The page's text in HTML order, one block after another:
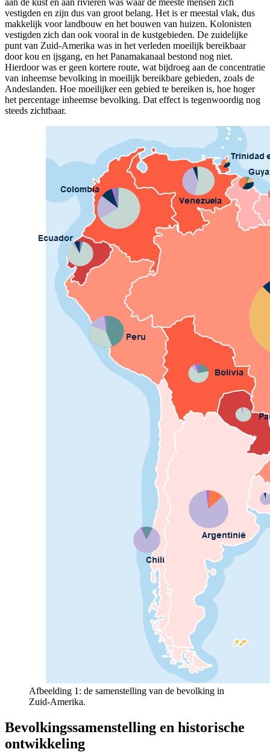
vestigden en zijn dus van groot belang. Het is er meestal vlak, dus
makkelijk voor landbouw en het bouwen van huizen. Kolonisten
vestigden zich dan ook vooral in de kustgebieden. De zuidelijke
punt van Zuid-Amerika was in het verleden moeilijk bereikbaar
door kou en ijsgang, en het Panamakanaal bestond nog niet.
Hierdoor was er geen kortere route, wat bijdroeg aan de concentratie
van inheemse bevolking in moeilijk bereikbare gebieden, zoals de
Andeslanden. Hoe moeilijker een gebied te bereiken is, hoe hoger
het percentage inheemse bevolking. Dat effect is tegenwoordig nog
steeds zichtbaar.
Afbeelding 1: de samenstelling van de bevolking in
Zuid-Amerika.
Bevolkingssamenstelling en historische
ontwikkeling